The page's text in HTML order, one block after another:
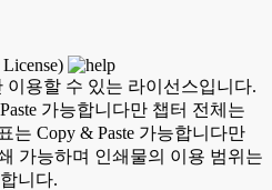
이용할 수 있는 라이선스입니다.
가능합니다만 챕터 전체는
는 Copy & Paste 가능합니다만
가능하며 인쇄물의 이용 범위는
니다.